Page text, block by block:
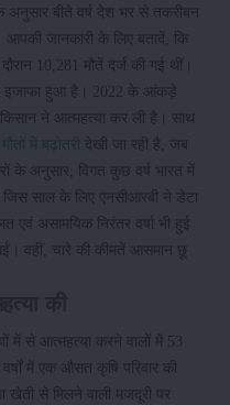
अनुसार बीते वर्ष देश भर से तकरीबन
जानकारी के लिए बतादें, कि
10,281 मौतें दर्ज की गई थीं।
इजाफा हुआ है। 2022 के आंकड़े
ने आत्महत्या कर ली है। साथ
में बढ़ोतरी
देखी जा रही है, जब
के अनुसार, विगत कुछ वर्ष भारत में
जिस साल के लिए एनसीआरबी ने डेटा
एवं असामयिक निरंतर वर्षा भी हुई
वहीं, चारे की कीमतें आसमान छू
में से आत्महत्या करने वालों में 53
में एक औसत कृषि परिवार की
खेती से मिलने वाली मजदूरी पर